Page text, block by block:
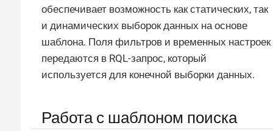
обеспечивает возможность как статических, так
и динамических выборок данных на основе
шаблона. Поля фильтров и временных настроек
передаются в RQL-запрос, который
используется для конечной выборки данных.
Работа с шаблоном поиска